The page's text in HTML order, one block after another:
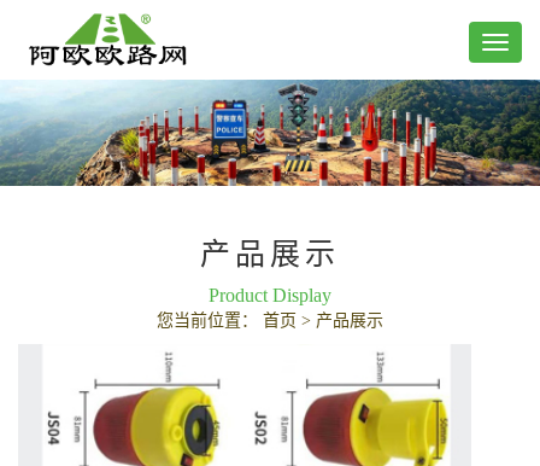
产品展示
Product Display
您当前位置： 首页 > 产品展示